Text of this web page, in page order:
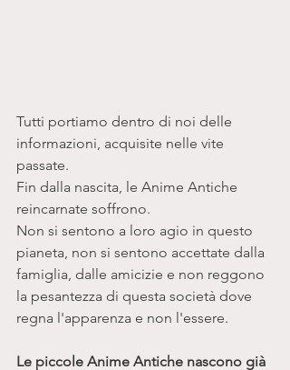
Tutti portiamo dentro di noi delle
informazioni, acquisite nelle vite
passate.
Fin dalla nascita, le Anime Antiche
reincarnate soffrono.
Non si sentono a loro agio in questo
pianeta, non si sentono accettate dalla
famiglia, dalle amicizie e non reggono
la pesantezza di questa società dove
regna l'apparenza e non l'essere.
Le piccole Anime Antiche nascono già